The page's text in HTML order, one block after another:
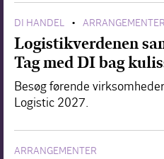
DI HANDEL • ARRANGEMENTER
Logistikverdenen
Tag med DI bag
Besøg førende
Logistic 2027.
ARRANGEMENTER